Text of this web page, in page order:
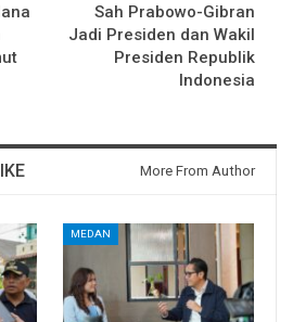
Sah Prabowo-Gibran
Jadi Presiden dan Wakil
Presiden Republik
Indonesia
More From Author
MEDAN